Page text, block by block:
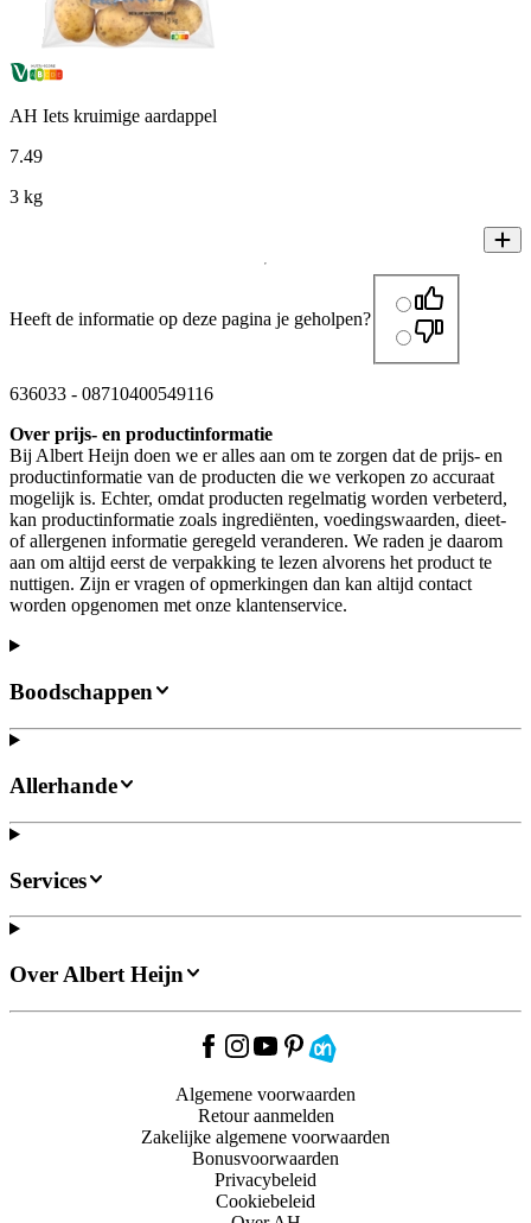
AH Iets kruimige aardappel
7.49
3 kg
Heeft de informatie op deze pagina je geholpen?
636033 - 08710400549116
Over prijs- en productinformatie
Bij Albert Heijn doen we er alles aan om te zorgen dat de prijs- en
productinformatie van de producten die we verkopen zo accuraat
mogelijk is. Echter, omdat producten regelmatig worden verbeterd,
kan productinformatie zoals ingrediënten, voedingswaarden, dieet-
of allergenen informatie geregeld veranderen. We raden je daarom
aan om altijd eerst de verpakking te lezen alvorens het product te
nuttigen. Zijn er vragen of opmerkingen dan kan altijd contact
worden opgenomen met onze klantenservice.
Boodschappen
Allerhande
Services
Over Albert Heijn
Algemene voorwaarden
Retour aanmelden
Zakelijke algemene voorwaarden
Bonusvoorwaarden
Privacybeleid
Cookiebeleid